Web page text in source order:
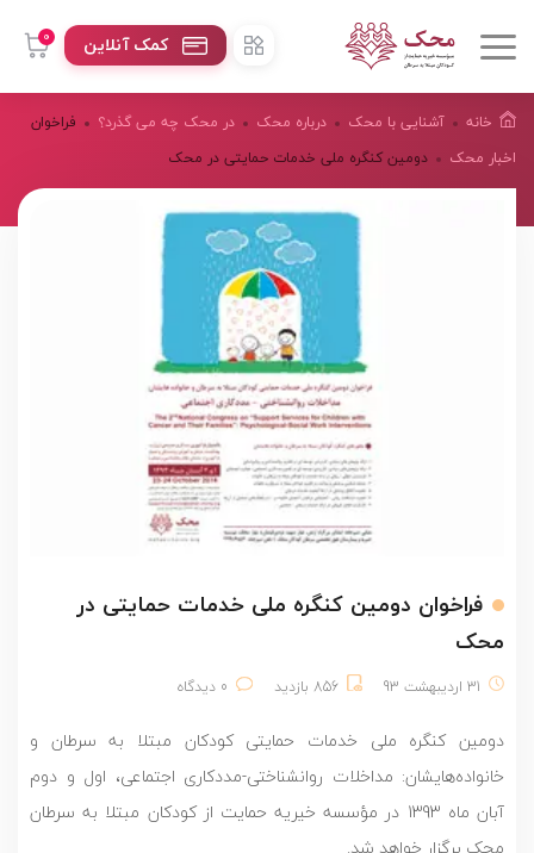
0 کمک آنلاین
خانه آشنایی با محک درباره محک
در محک چه می گذرد؟
اخبار محک
فراخوان
دومین کنگره ملی خدمات حمایتی در محک
فراخوان دومین کنگره ملی خدمات حمایتی در
محک
31 اردیبهشت 93 856 بازدید 0 دیدگاه
دومین کنگره ملی خدمات حمایتی کودکان مبتلا به سرطان و
خانواده‌هایشان: مداخلات روانشناختی-مددکاری اجتماعی، اول و دوم
آبان ماه 1393 در مؤسسه خیریه حمایت از کودکان مبتلا به سرطان